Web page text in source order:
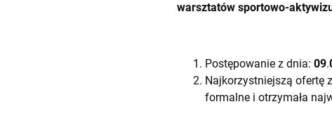
warsztatów sportowo-
Postępowanie z dnia: 09.
Najkorzystniejszą ofertę
formalne i otrzymała